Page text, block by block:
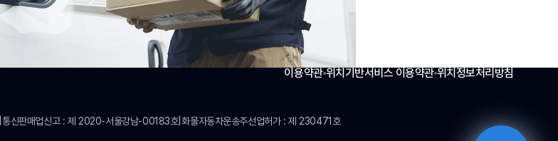
이용약관 위치기반서비스 이용약관 위치정보처리방침
통신판매업신고: 제 2020-서울강남-00183호 화물자동차운송주선업허가:제 230471호